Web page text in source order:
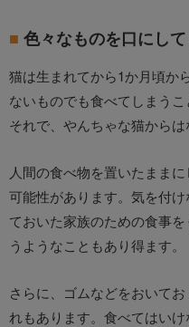
色々なものを口にして
猫は生まれてから1か月頃か
ないものでも食べてしまうこ
それで、やんちゃな猫からは
人間の食べ物を置いたまま
可能性があります。気を付
ておいた家族のための食事
うようなこともあり得ます。
さらに、ゴムなどをおいて
れもあります。食べてはい